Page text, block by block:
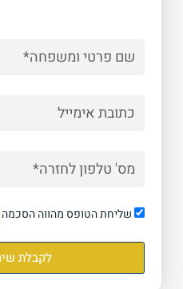
שליחת הטופס מהווה
לקבלת